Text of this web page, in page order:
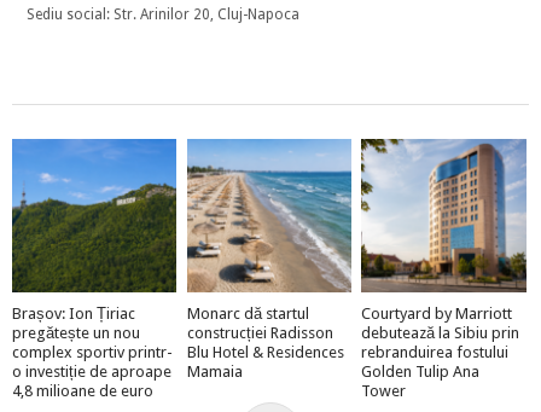
Sediu social: Str. Arinilor 20, Cluj-Napoca
Brașov: Ion Țiriac
pregătește un nou
complex sportiv printr-
o investiție de aproape
4,8 milioane de euro
Monarc dă startul
construcției Radisson
Blu Hotel & Residences
Mamaia
Courtyard by Marriott
debutează la Sibiu prin
rebranduirea fostului
Golden Tulip Ana
Tower